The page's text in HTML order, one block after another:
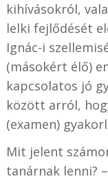
kihívásokról,
lelki fejlődését
Ignác-i
(másokért élő)
kapcsolatos jó
között arról,
(examen)
Mit jelent
tanárnak lenni?